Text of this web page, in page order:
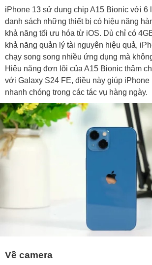
iPhone 13 sử dụng chip A15 Bionic với 6
danh sách những thiết bị có hiệu năng
khả năng tối ưu hóa từ iOS. Dù chỉ có
khả năng quản lý tài nguyên hiệu quả,
chạy song song nhiều ứng dụng mà
Hiệu năng đơn lõi của A15 Bionic thậm
với Galaxy S24 FE, điều này giúp iPhone
nhanh chóng trong các tác vụ hàng ngày.
Về camera